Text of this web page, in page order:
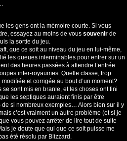
les gens ont la mémoire courte. Si vous
essayez au moins de vous souvenir de
la sortie du jeu.
que ce soit au niveau du jeu en lui-même,
les queues interminables pour entrer sur un
des heures passées à attendre l’entrée
inter-royaumes. Quelle classe, trop
et corrigée au bout d’un moment?
sont mis en branle, et les choses ont fini
les septiques auraient finis par être
si nombreux exemples… Alors bien sur il y
c’est vraiment un autre problème (et si je
vous pouvez arrêter de lire tout de suite
je doute que qui que ce soit puisse me
été résolu par Blizzard.